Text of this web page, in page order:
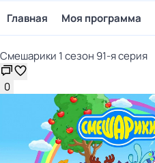
Главная Моя программа
Смешарики 1 сезон 91-я серия
0